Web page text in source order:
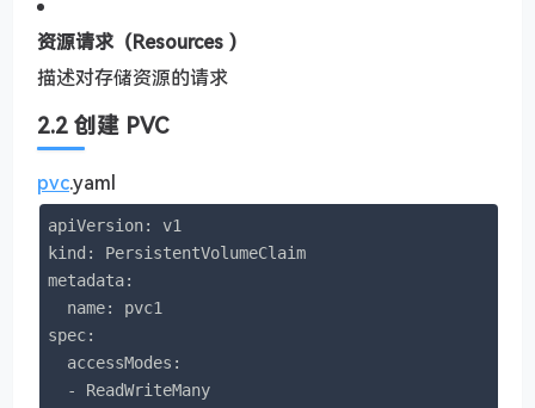
资源请求（Resources ）
描述对存储资源的请求
2.2 创建 PVC
pvc.yaml
apiVersion: v1
kind: PersistentVolumeClaim
metadata:
  name: pvc1
spec:
  accessModes:
  - ReadWriteMany